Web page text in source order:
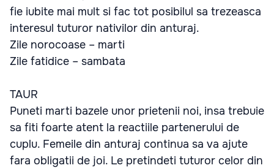
fie iubite mai mult si fac tot posibilul sa trezeasca
interesul tuturor nativilor din anturaj.
Zile norocoase – marti
Zile fatidice – sambata
TAUR
Puneti marti bazele unor prietenii noi, insa trebuie
sa fiti foarte atent la reactiile partenerului de
cuplu. Femeile din anturaj continua sa va ajute
fara obligatii de joi. Le pretindeti tuturor celor din